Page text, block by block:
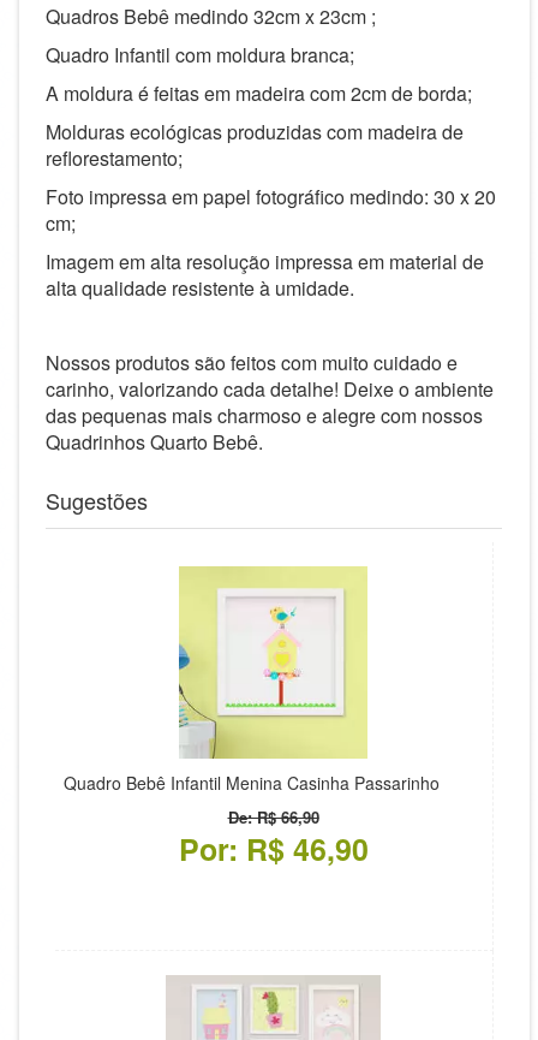
Quadros Bebê medindo32cm x 23cm ;
Quadro Infantil com moldura branca;
A moldura é feitas em madeira com 2cm de borda;
Molduras ecológicas produzidas com madeira de
reflorestamento;
Foto impressa em papel fotográfico medindo: 30 x 20
cm;
Imagem em alta resolução impressa em material de
alta qualidade resistente à umidade.
Nossos produtos são feitos com muito cuidado e
carinho, valorizando cada detalhe! Deixe o ambiente
das pequenas mais charmoso e alegre com nossos
Quadrinhos Quarto Bebê.
Sugestões
Quadro Bebê Infantil Menina Casinha Passarinho
De: R$ 66,90
Por: R$ 46,90